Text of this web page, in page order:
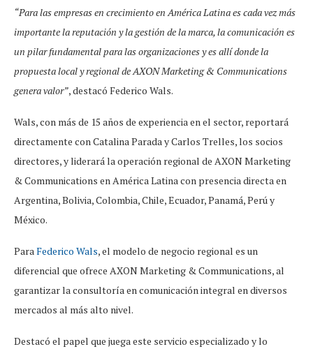
“Para las empresas en crecimiento en América Latina es cada vez más
importante la reputación y la gestión de la marca, la comunicación es
un pilar fundamental para las organizaciones y es allí donde la
propuesta local y regional de AXON Marketing & Communications
genera valor”, destacó Federico Wals.
Wals, con más de 15 años de experiencia en el sector, reportará
directamente con Catalina Parada y Carlos Trelles, los socios
directores, y liderará la operación regional de AXON Marketing
& Communications en América Latina con presencia directa en
Argentina, Bolivia, Colombia, Chile, Ecuador, Panamá, Perú y
México.
ParaFederico Wals, el modelo de negocio regional es un
diferencial que ofrece AXON Marketing & Communications, al
garantizar la consultoría en comunicación integral en diversos
mercados al más alto nivel.
Destacó el papel que juega este servicio especializado y lo